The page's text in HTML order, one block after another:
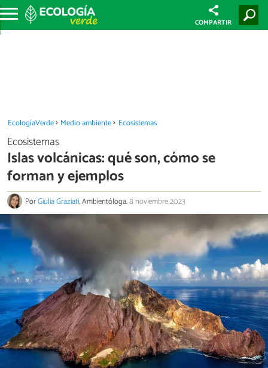
COMPARTIR
EcologíaVerde Medio ambiente Ecosistemas
Ecosistemas
Islas volcánicas: qué son, cómo se
forman y ejemplos
PorGiulia Graziati, Ambientóloga.8 noviembre 2023